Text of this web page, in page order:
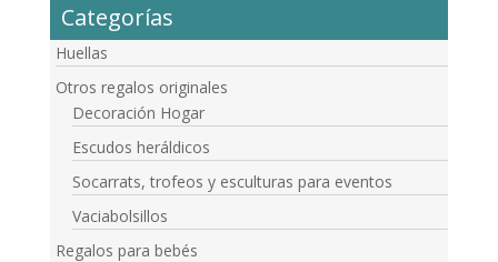
Categorías
Huellas
Otros regalos originales
Decoración Hogar
Escudos heráldicos
Socarrats, trofeos y esculturas para eventos
Vaciabolsillos
Regalos para bebés